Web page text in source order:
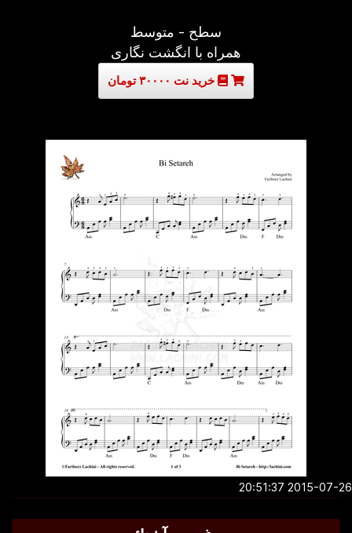
سطح - متوسط
همراه با انگشت نگاری
خرید نت ۳۰۰۰۰ تومان
2015-07-26